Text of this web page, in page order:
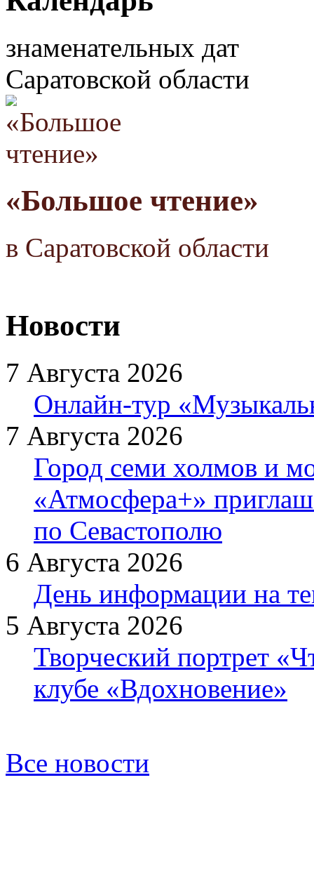
знаменательных дат
Саратовской области
«Большое чтение»
в Саратовской области
Новости
7 Августа 2026
Онлайн-тур
7 Августа 2026
Город семи холмов и
«Атмосфера+»
по Севастополю
6 Августа 2026
День информации на
5 Августа 2026
Творческий портрет
клубе «Вдохновение»
Все новости